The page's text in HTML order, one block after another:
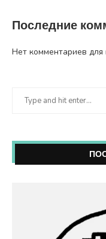
Последние
Нет комментариев для